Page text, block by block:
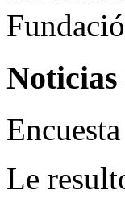
Encuesta
Le